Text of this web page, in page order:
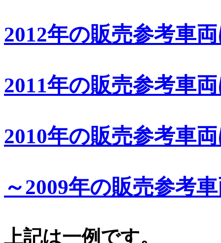
2012年の販売参考車
2011年の販売参考車
2010年の販売参考車
～2009年の販売参考
上記は一例です。